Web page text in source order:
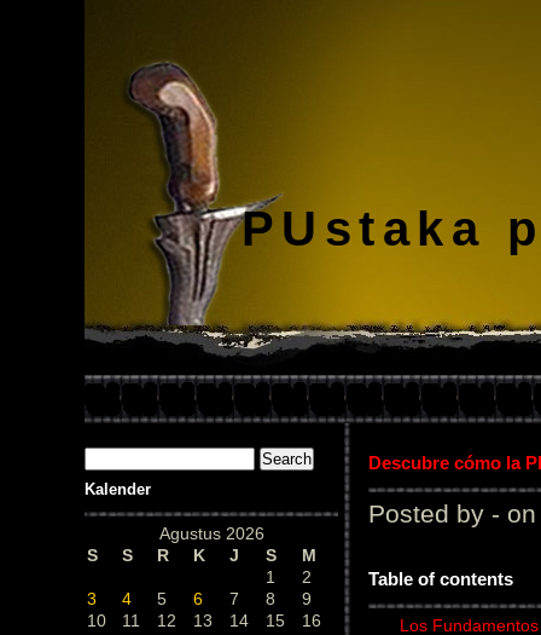
PUstaka
Kalender
Agustus 2026
S
S R K J S
M
1
2
3
4 5 6 7 8
9
10
11 12 13 14 15
16
Descubre cómo la
Posted by - on
Table of contents
Los